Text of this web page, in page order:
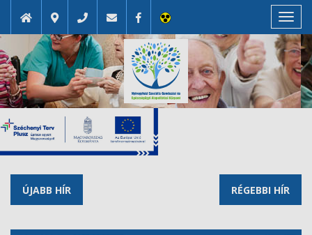
ÚJABB HÍR RÉGEBBI HÍR